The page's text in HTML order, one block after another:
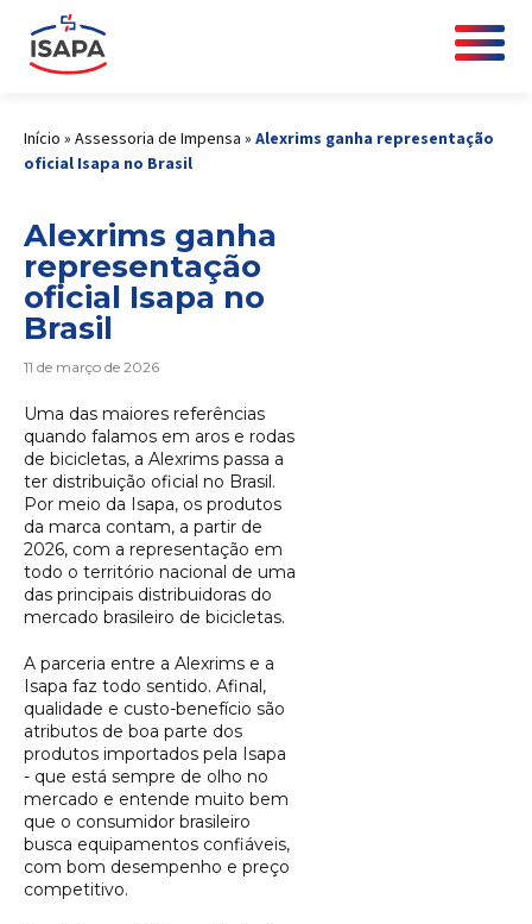
Início » Assessoria de Impensa » Alexrims ganha representação
oficial Isapa no Brasil
Alexrims ganha
representação
oficial Isapa no
Brasil
11 de março de 2026
Uma das maiores referências
quando falamos em aros e rodas
de bicicletas, a Alexrims passa a
ter distribuição oficial no Brasil.
Por meio da Isapa, os produtos
da marca contam, a partir de
2026, com a representação em
todo o território nacional de uma
das principais distribuidoras do
mercado brasileiro de bicicletas.
A parceria entre a Alexrims e a
Isapa faz todo sentido. Afinal,
qualidade e custo-benefício são
atributos de boa parte dos
produtos importados pela Isapa
- que está sempre de olho no
mercado e entende muito bem
que o consumidor brasileiro
busca equipamentos confiáveis,
com bom desempenho e preço
competitivo.